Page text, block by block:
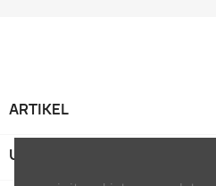
ARTIKEL
UNTERNEHMEN